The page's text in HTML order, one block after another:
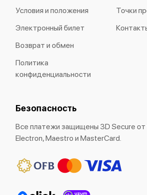
Условия и положения
Электронный билет
Возврат и обмен
Политика
конфиденциальности
Точки
Безопасность
Все платежи защищены 3D Secure от
Electron, Maestro и MasterCard.